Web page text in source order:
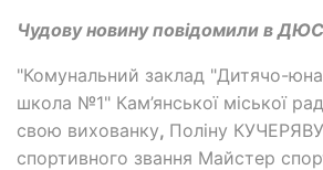
Чудову новину повідомили в
"Комунальний заклад "Дитячо-
школа №1" Кам’янської міської
свою вихованку, Поліну КУЧЕРЯВУ
спортивного звання Майстер